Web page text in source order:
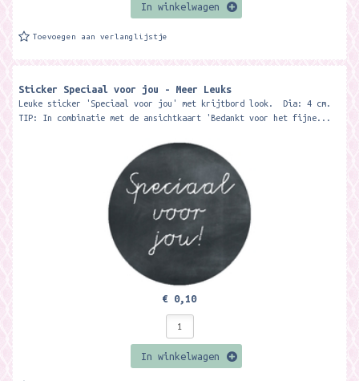
In winkelwagen
Toevoegen aan verlanglijstje
Sticker Speciaal voor jou - Meer Leuks
Leuke sticker 'Speciaal voor jou' met krijtbord look. Dia: 4 cm.
TIP: In combinatie met de ansichtkaart 'Bedankt voor het fijne...
€ 0,10
In winkelwagen